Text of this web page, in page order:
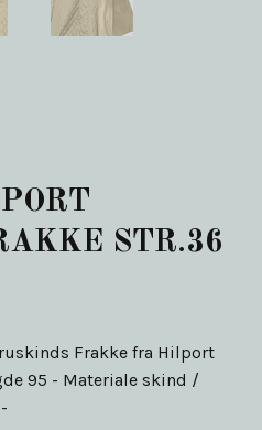
STR.36
Frakke fra Hilport
95 - Materiale skind /